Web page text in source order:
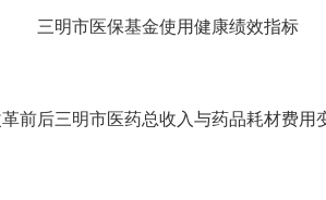
三明市医保基金使用健康绩效指标
前后三明市医药总收入与药品耗材费用